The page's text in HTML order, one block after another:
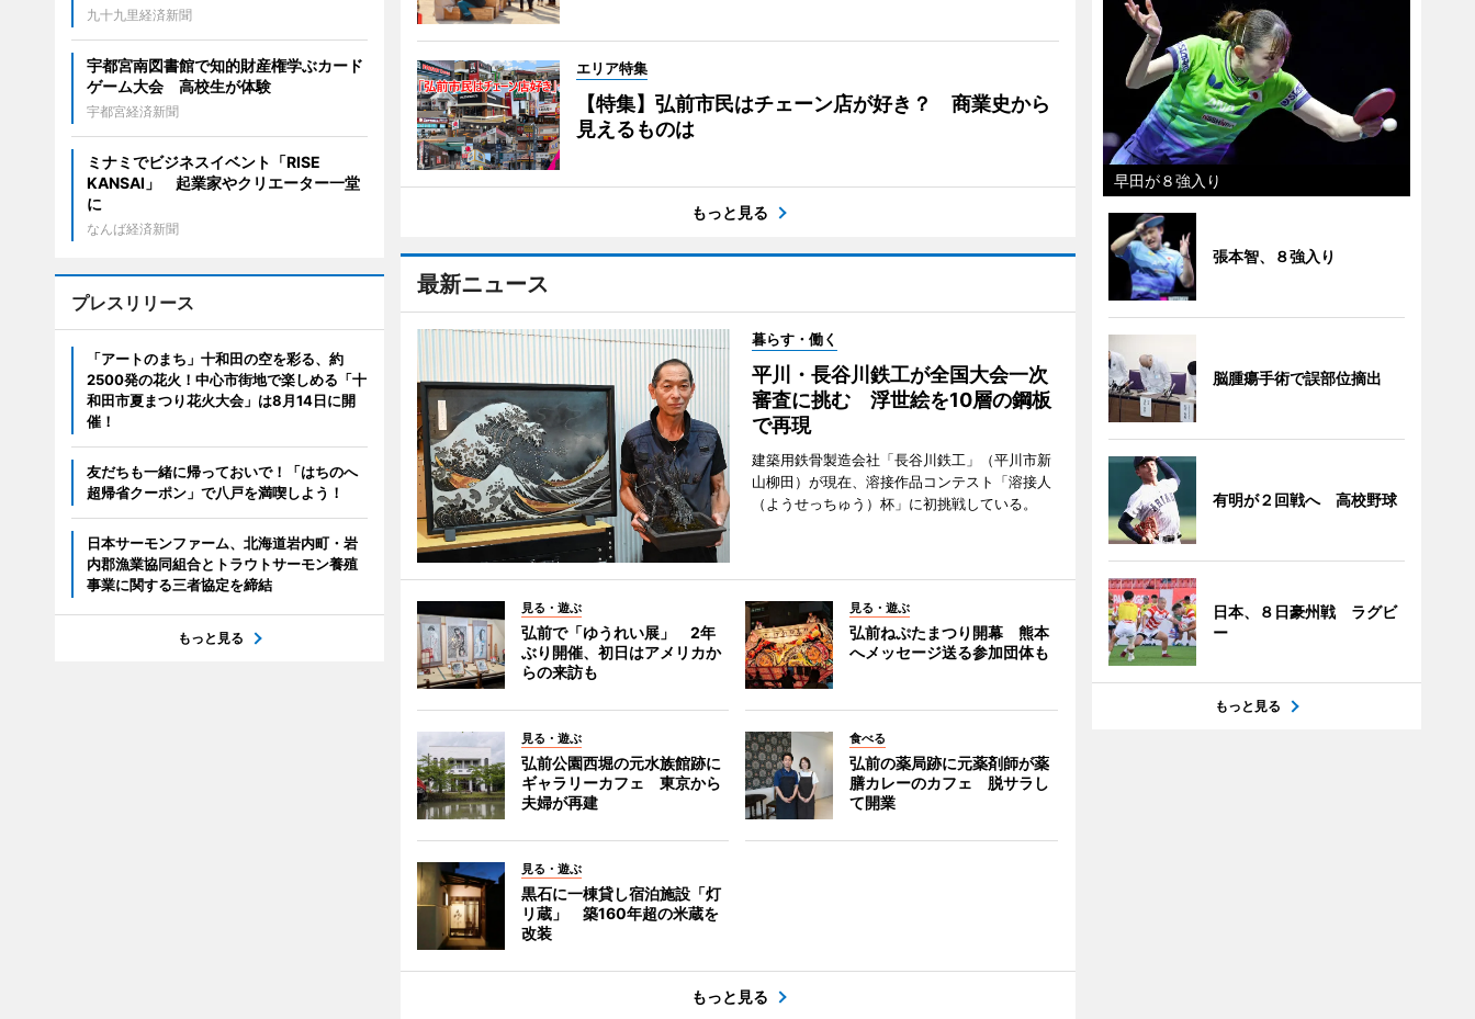
エリア特集
【特集】弘前市民はチェーン店が好き？ 商業史から
見えるものは
もっと見る
最新ニュース
暮らす・働く
平川・長谷川鉄工が全国大会一次
審査に挑む 浮世絵を10層の鋼板
で再現
建築用鉄骨製造会社「長谷川鉄工」（平川市新
山柳田）が現在、溶接作品コンテスト「溶接人
（ようせっちゅう）杯」に初挑戦している。
見る・遊ぶ
弘前で「ゆうれい展」 2年
ぶり開催、初日はアメリカか
らの来訪も
見る・遊ぶ
弘前ねぷたまつり開幕 熊本
へメッセージ送る参加団体も
見る・遊ぶ
弘前公園西堀の元水族館跡に
ギャラリーカフェ 東京から
夫婦が再建
食べる
弘前の薬局跡に元薬剤師が薬
膳カレーのカフェ 脱サラし
て開業
見る・遊ぶ
黒石に一棟貸し宿泊施設「灯
リ蔵」 築160年超の米蔵を
改装
もっと見る
九十九里経済新聞
宇都宮南図書館で知的財産権学ぶカード
ゲーム大会 高校生が体験
宇都宮経済新聞
ミナミでビジネスイベント「RISE
KANSAI」 起業家やクリエーター一堂
に
なんば経済新聞
プレスリリース
「アートのまち」十和田の空を彩る、約
2500発の花火！中心市街地で楽しめる「十
和田市夏まつり花火大会」は8月14日に開
催！
友だちも一緒に帰っておいで！「はちのへ
超帰省クーポン」で八戸を満喫しよう！
日本サーモンファーム、北海道岩内町・岩
内郡漁業協同組合とトラウトサーモン養殖
事業に関する三者協定を締結
もっと見る
早田が８強入り
張本智、８強入り
脳腫瘍手術で誤部位摘出
有明が２回戦へ 高校野球
日本、８日豪州戦 ラグビ
ー
もっと見る